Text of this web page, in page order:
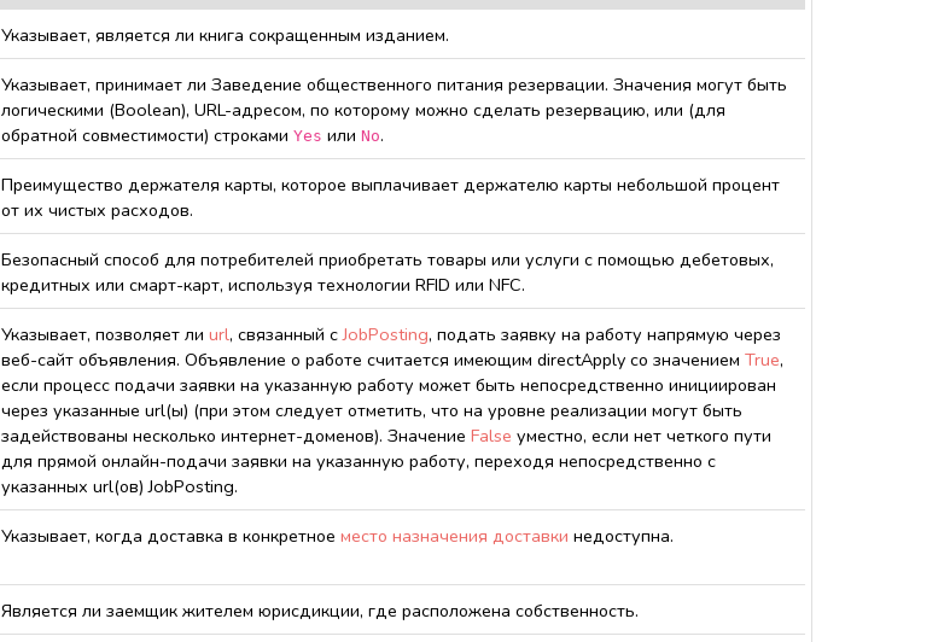
Указывает, является ли книга сокращенным изданием.
Указывает, принимает ли Заведение общественного питания резервации. Значения могут быть
логическими (Boolean), URL-адресом, по которому можно сделать резервацию, или (для
обратной совместимости) строками Yes или No.
Преимущество держателя карты, которое выплачивает держателю карты небольшой процент
от их чистых расходов.
Безопасный способ для потребителей приобретать товары или услуги с помощью дебетовых,
кредитных или смарт-карт, используя технологии RFID или NFC.
Указывает, позволяет ли url, связанный сJobPosting, подать заявку на работу напрямую через
веб-сайт объявления. Объявление о работе считается имеющим directApply со значением True,
если процесс подачи заявки на указанную работу может быть непосредственно инициирован
через указанные url(ы) (при этом следует отметить, что на уровне реализации могут быть
задействованы несколько интернет-доменов). Значение False уместно, если нет четкого пути
для прямой онлайн-подачи заявки на указанную работу, переходя непосредственно с
указанных url(ов) JobPosting.
Указывает, когда доставка в конкретное место назначения доставки недоступна.
Является ли заемщик жителем юрисдикции, где расположена собственность.